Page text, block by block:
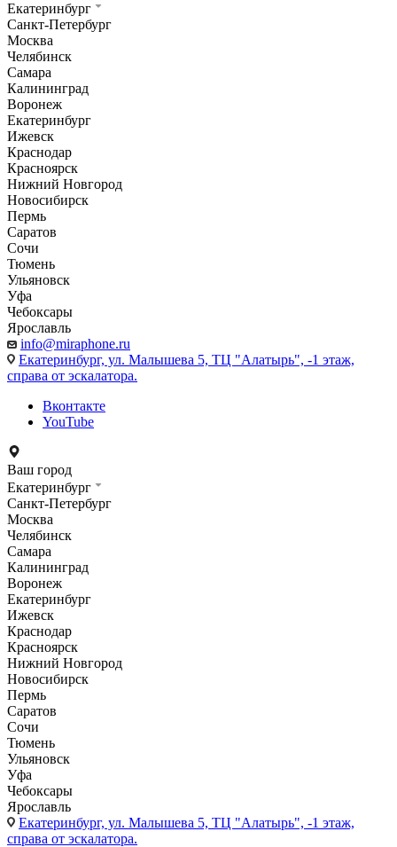
Екатеринбург
Санкт-Петербург
Москва
Челябинск
Самара
Калининград
Воронеж
Екатеринбург
Ижевск
Краснодар
Красноярск
Нижний Новгород
Новосибирск
Пермь
Саратов
Сочи
Тюмень
Ульяновск
Уфа
Чебоксары
Ярославль
info@miraphone.ru
Екатеринбург, ул. Малышева 5, ТЦ "Алатырь", -1 этаж,
справа от эскалатора.
Вконтакте
YouTube
Ваш город
Екатеринбург
Санкт-Петербург
Москва
Челябинск
Самара
Калининград
Воронеж
Екатеринбург
Ижевск
Краснодар
Красноярск
Нижний Новгород
Новосибирск
Пермь
Саратов
Сочи
Тюмень
Ульяновск
Уфа
Чебоксары
Ярославль
Екатеринбург, ул. Малышева 5, ТЦ "Алатырь", -1 этаж,
справа от эскалатора.